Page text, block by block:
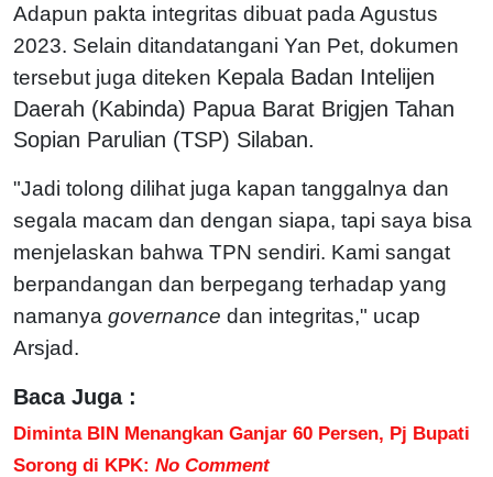
Adapun pakta integritas dibuat pada Agustus
2023. Selain ditandatangani Yan Pet, dokumen
tersebut juga diteken Kepala Badan Intelijen
Daerah (Kabinda) Papua Barat Brigjen Tahan
Sopian Parulian (TSP) Silaban.
"Jadi tolong dilihat juga kapan tanggalnya dan
segala macam dan dengan siapa, tapi saya bisa
menjelaskan bahwa TPN sendiri. Kami sangat
berpandangan dan berpegang terhadap yang
namanya governance dan integritas," ucap
Arsjad.
Baca Juga :
Diminta BIN Menangkan Ganjar 60 Persen, Pj Bupati
Sorong di KPK: No Comment